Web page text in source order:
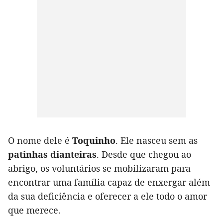
O nome dele é Toquinho. Ele nasceu sem as
patinhas dianteiras. Desde que chegou ao
abrigo, os voluntários se mobilizaram para
encontrar uma família capaz de enxergar além
da sua deficiência e oferecer a ele todo o amor
que merece.